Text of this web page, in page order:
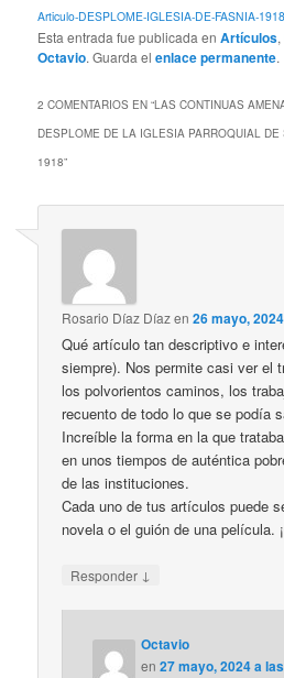
Articulo-DESPLOME-IGLESIA-DE-FASNIA-1918
Esta entrada fue publicada enArtículos,
Octavio. Guarda elenlace permanente.
2 COMENTARIOS EN “LAS CONTINUAS
DESPLOME DE LA IGLESIA PARROQUIAL
1918”
Rosario Díaz Díazen26 mayo,
Qué artículo tan descriptivo e
siempre). Nos permite casi ver el
los polvorientos caminos, los
recuento de todo lo que se podía
Increíble la forma en la que
en unos tiempos de auténtica
de las instituciones.
Cada uno de tus artículos puede
novela o el guión de una película.
Responder ↓
Octavio
en27 mayo, 2024 a